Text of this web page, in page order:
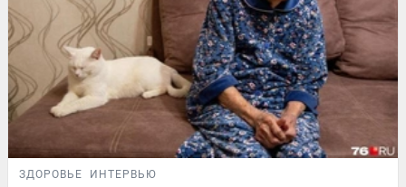
ЗДОРОВЬЕ ИНТЕРВЬЮ